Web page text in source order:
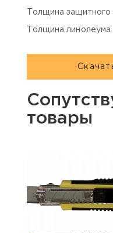
Толщина защитного
Толщина линолеума
товары